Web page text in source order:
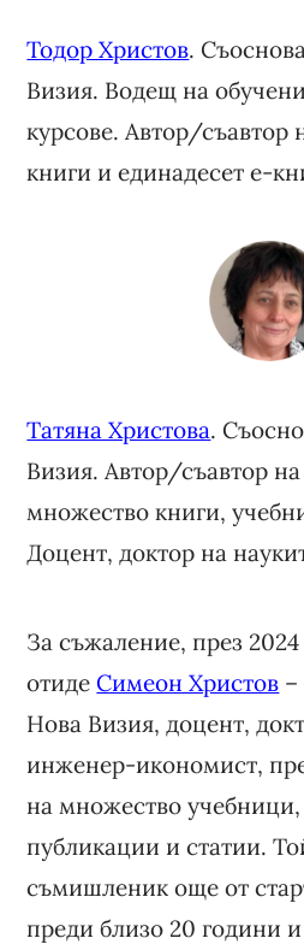
Тодор Христов.
Визия. Водещ на
курсове. Автор/съавтор
книги и единадесет е-
Татяна Христова.
Визия. Автор/съавтор
множество книги,
Доцент, доктор на
За съжаление, през 2024
отидеСимеон Христов –
Нова Визия, доцент,
инженер-икономист,
на множество
публикации и статии.
съмишленик още от
преди близо 20 години и